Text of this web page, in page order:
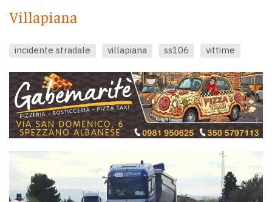
Villapiana
incidente stradale villapiana ss106 vittime